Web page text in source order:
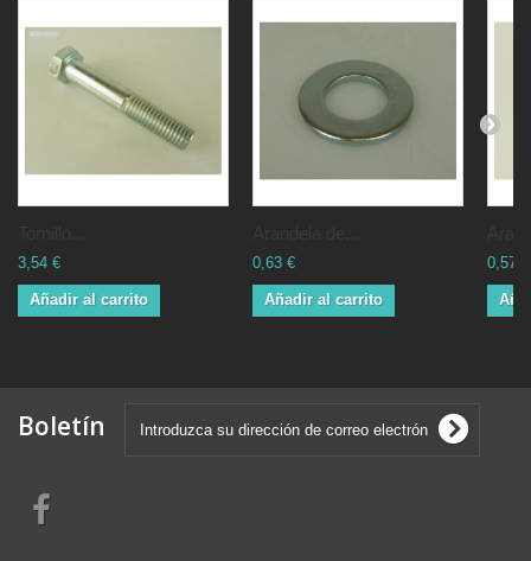
3,54 €
Añadir al carrito
0,63 €
Añadir al carrito
0,57 €
Boletín